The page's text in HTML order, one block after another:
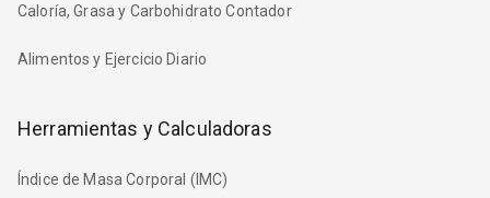
Caloría, Grasa y Carbohidrato Contador
Alimentos y Ejercicio Diario
Herramientas y Calculadoras
Índice de Masa Corporal (IMC)